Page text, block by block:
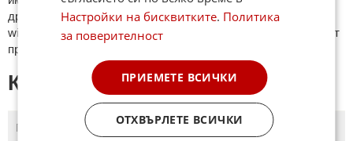
други сайтове и външни източници, с изключение на
wikipedia.org, mobile.bg, imot.bg, zaplata.bg, bazar.bg ще бъдат
премахнати.
КОМЕНТАРИ КЪМ СТАТИЯТА
ПОСЛЕДНИ ПЪРВИ
Настройки на бисквитките. Политика
за поверителност
ПРИЕМЕТЕ ВСИЧКИ
ОТХВЪРЛЕТЕ ВСИЧКИ